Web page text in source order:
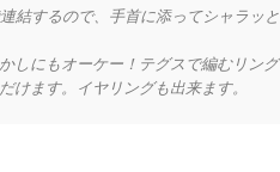
結するので、手首に添ってシャラッと
しにもオーケー！テグスで編むリング
ます。イヤリングも出来ます。